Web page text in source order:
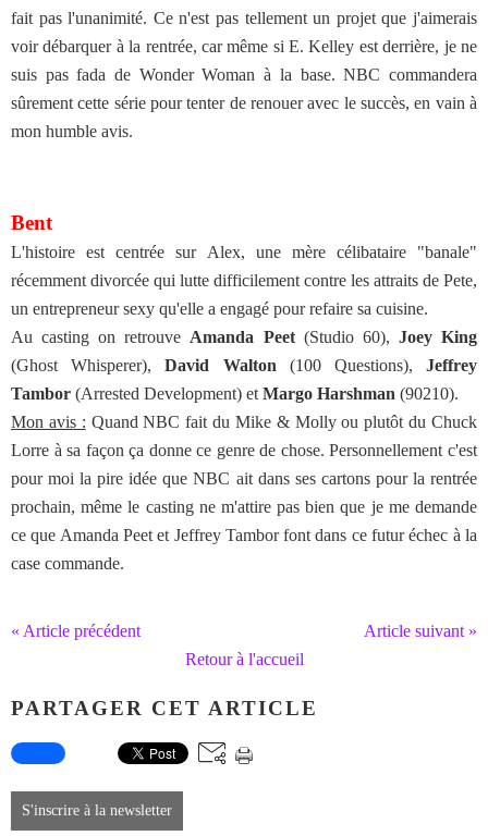
fait pas l'unanimité. Ce n'est pas tellement un projet que j'aimerais
voir débarquer à la rentrée, car même si E. Kelley est derrière, je ne
suis pas fada de Wonder Woman à la base. NBC commandera
sûrement cette série pour tenter de renouer avec le succès, en vain à
mon humble avis.
Bent
L'histoire est centrée sur Alex, une mère célibataire "banale"
récemment divorcée qui lutte difficilement contre les attraits de Pete,
un entrepreneur sexy qu'elle a engagé pour refaire sa cuisine.
Au casting on retrouve Amanda Peet(Studio 60), Joey King
(Ghost Whisperer),David Walton (100 Questions),Jeffrey
Tambor (Arrested Development) et Margo Harshman (90210).
Mon avis : Quand NBC fait du Mike & Molly ou plutôt du Chuck
Lorre à sa façon ça donne ce genre de chose. Personnellement c'est
pour moi la pire idée que NBC ait dans ses cartons pour la rentrée
prochain, même le casting ne m'attire pas bien que je me demande
ce que Amanda Peet et Jeffrey Tambor font dans ce futur échec à la
case commande.
« Article précédent
Article suivant »
Retour à l'accueil
PARTAGER CET ARTICLE
S'inscrire à la newsletter